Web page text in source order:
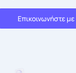
Επικοινωνήστε